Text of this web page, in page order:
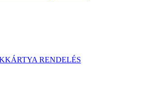
RENDELÉS